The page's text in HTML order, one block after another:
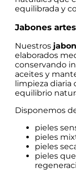
equilibrada y
Jabones
Nuestros
elaborados
conservando
aceites y
limpieza diaria
equilibrio
Disponemos
pieles
pieles
pieles
pieles